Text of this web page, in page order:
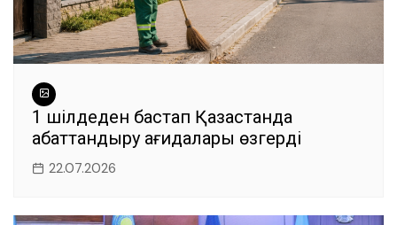
1 шілдеден бастап Қазақстанда
абаттандыру қағидалары өзгерді
22.07.2026